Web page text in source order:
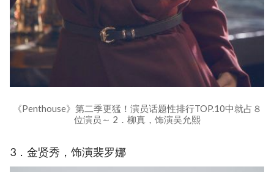
《Penthouse》第二季更猛！演员话题性排行TOP.10中就占８
位演员～ 2．柳真，饰演吴允熙
3．金贤秀，饰演裴罗娜